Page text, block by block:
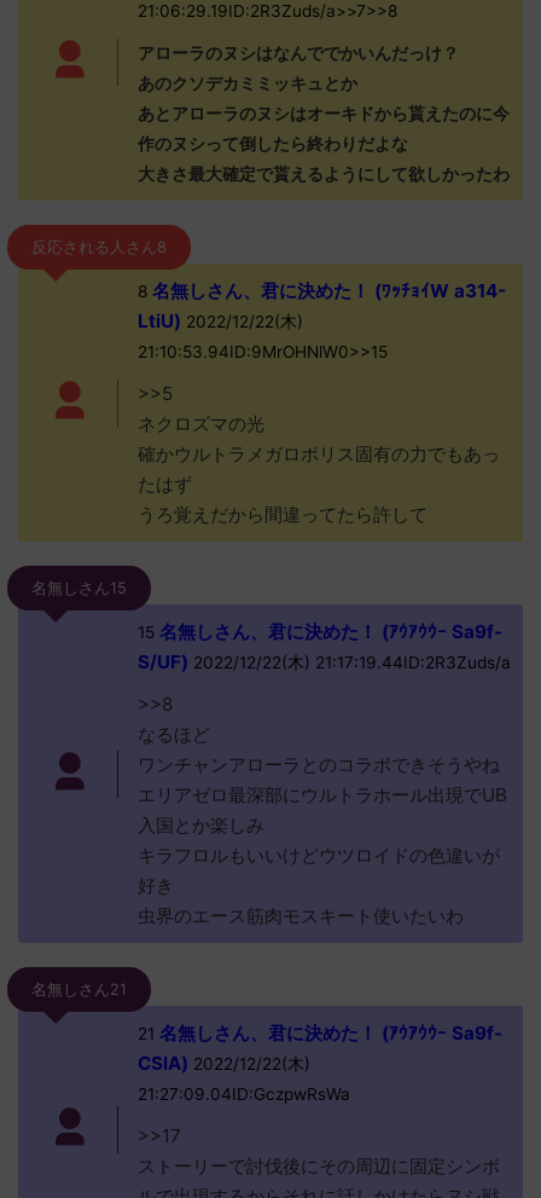
21:06:29.19ID:2R3Zuds/a>>7>>8
アローラのヌシはなんででかいんだっけ？
あのクソデカミミッキュとか
あとアローラのヌシはオーキドから貰えたのに今
作のヌシって倒したら終わりだよな
大きさ最大確定で貰えるようにして欲しかったわ
反応される人さん8
8名無しさん、君に決めた！ (ﾜｯﾁｮｲW a314-
LtiU) 2022/12/22(木)
21:10:53.94ID:9MrOHNlW0>>15
>>5
ネクロズマの光
確かウルトラメガロポリス固有の力でもあっ
たはず
うろ覚えだから間違ってたら許して
名無しさん15
15名無しさん、君に決めた！ (ｱｳｱｳｳｰ Sa9f-
S/UF) 2022/12/22(木) 21:17:19.44ID:2R3Zuds/a
>>8
なるほど
ワンチャンアローラとのコラボできそうやね
エリアゼロ最深部にウルトラホール出現でUB
入国とか楽しみ
キラフロルもいいけどウツロイドの色違いが
好き
虫界のエース筋肉モスキート使いたいわ
名無しさん21
21 名無しさん、君に決めた！ (ｱｳｱｳｳｰ Sa9f-
CSlA) 2022/12/22(木)
21:27:09.04ID:GczpwRsWa
>>17
ストーリーで討伐後にその周辺に固定シンボ